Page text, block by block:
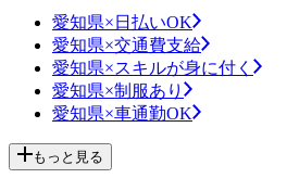
愛知県×日払いOK
愛知県×交通費支給
愛知県×スキルが身に付く
愛知県×制服あり
愛知県×車通勤OK
もっと見る